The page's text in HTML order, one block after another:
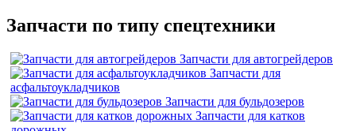
Запчасти по типу спецтехники
Запчасти для автогрейдеров
Запчасти для
асфальтоукладчиков
Запчасти для бульдозеров
Запчасти для катков